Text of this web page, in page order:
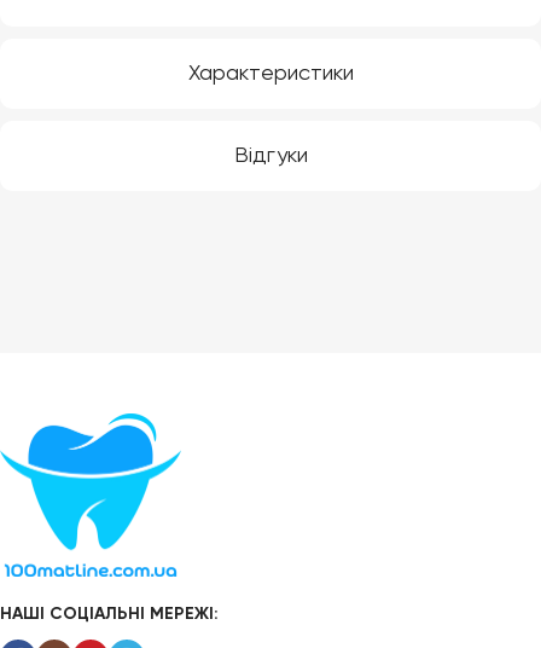
Характеристики
Відгуки
НАШІ СОЦІАЛЬНІ МЕРЕЖІ: